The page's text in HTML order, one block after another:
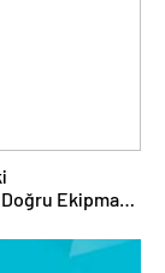
Ekipman